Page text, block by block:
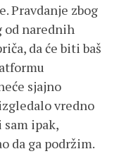
Pravdanje zbog
od narednih
da će biti baš
sjajno
vredno
ipak,
da ga podržim.